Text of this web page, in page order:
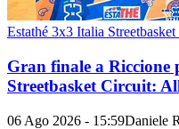
Estathé 3x3 Italia
Gran finale a Riccione
Streetbasket Circuit:
06 Ago 2026 - 15:59Daniele